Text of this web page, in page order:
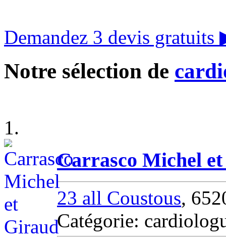
Demandez 3 devis gratuits
Notre sélection de
1.
Carrasco Michel
23 all Coustous,
Catégorie: